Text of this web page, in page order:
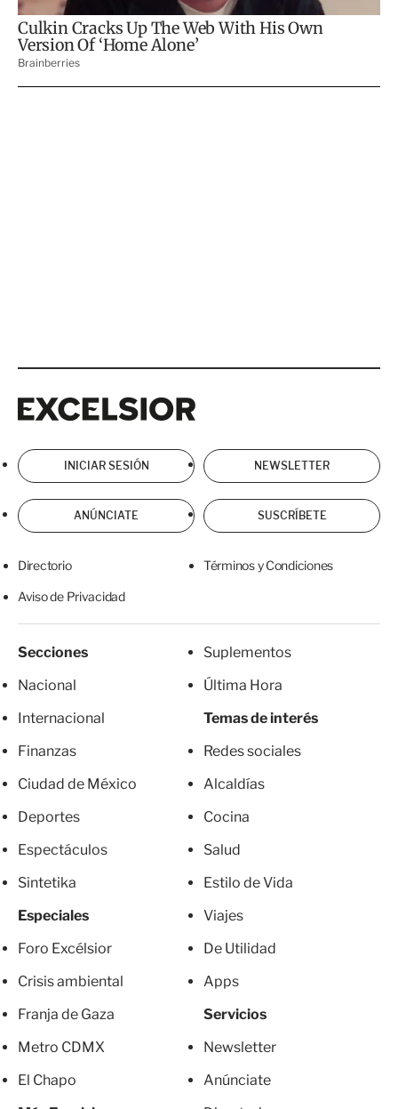
INICIAR SESIÓN NEWSLETTER
ANÚNCIATE SUSCRÍBETE
Directorio Términos y Condiciones
Aviso de Privacidad
Secciones
Nacional
Internacional
Finanzas
Ciudad de México
Deportes
Espectáculos
Sintetika
Especiales
Foro Excélsior
Crisis ambiental
Franja de Gaza
Metro CDMX
El Chapo
Suplementos
Última Hora
Temas de interés
Redes sociales
Alcaldías
Cocina
Salud
Estilo de Vida
Viajes
De Utilidad
Apps
Servicios
Newsletter
Anúnciate